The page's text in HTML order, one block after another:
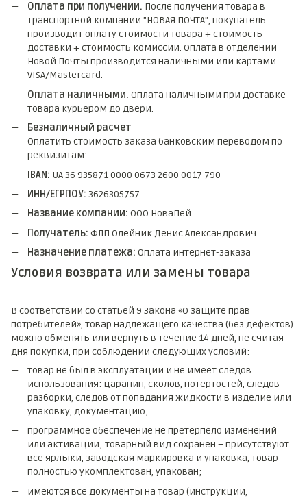
Оплата при получении. После получения товара в
транспортной компании "НОВАЯ ПОЧТА", покупатель
производит оплату стоимости товара + стоимость
доставки + стоимость комиссии. Оплата в отделении
Новой Почты производится наличными или картами
VISA/Mastercard.
Оплата наличными. Оплата наличными при доставке
товара курьером до двери.
Безналичный расчет
Оплатить стоимость заказа банковским переводом по
реквизитам:
IBAN: UA 36 935871 0000 0673 2600 0017 790
ИНН/ЕГРПОУ: 3626305757
Название компании: ООО НоваПей
Получатель: ФЛП Олейник Денис Александрович
Назначение платежа: Оплата интернет-заказа
Условия возврата или замены товара
В соответствии со статьей 9 Закона «О защите прав
потребителей», товар надлежащего качества (без дефектов)
можно обменять или вернуть в течение 14 дней, не считая
дня покупки, при соблюдении следующих условий:
товар не был в эксплуатации и не имеет следов
использования: царапин, сколов, потертостей, следов
разборки, следов от попадания жидкости в изделие или
упаковку, документацию;
программное обеспечение не претерпело изменений
или активации; товарный вид сохранен – присутствуют
все ярлыки, заводская маркировка и упаковка, товар
полностью укомплектован, упакован;
имеются все документы на товар (инструкции,